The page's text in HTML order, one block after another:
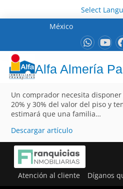
Select
México
Alfa Almería
Un comprador necesita
20% y 30% del valor del piso y
estimará que una familia…
Descargar artículo
Atención al cliente Díganos